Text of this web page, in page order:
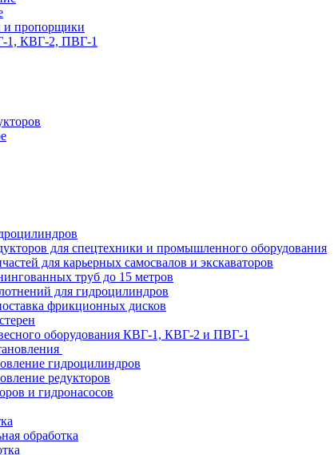
и пропорщики
1, КВГ-2, ПВГ-1
для спецтехники и промышленного оборудования
для карьерных самосвалов и экскаваторов
труб до 15 метров
для гидроцилиндров
фрикционных дисков
оборудования КВГ-1, КВГ-2 и ПВГ-1
гидроцилиндров
редукторов
и гидронасосов
обработка